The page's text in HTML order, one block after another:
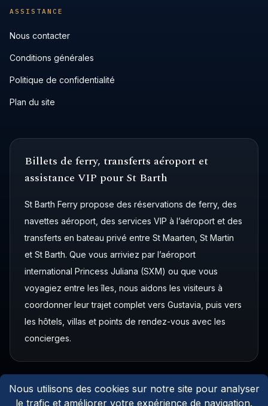
ASSISTANCE
Nous contacter
Conditions générales
Politique de confidentialité
Plan du site
Billets de ferry, transferts aéroport et
assistance VIP pour St Barth
St Barth Ferry propose des réservations de ferry, des
navettes aéroport, des services VIP à l’aéroport et des
transferts en bateau privé entre St Maarten, St Martin
et St Barth. Que vous arriviez par l’aéroport
international Princess Juliana (SXM) ou que vous
voyagiez entre les îles, nous aidons les visiteurs à
coordonner leur trajet complet vers Gustavia, puis vers
les hôtels, villas et points de rendez-vous avec les
concierges.
Nous utilisons des cookies sur notre site pour analyser
le trafic et améliorer votre expérience de navigation.